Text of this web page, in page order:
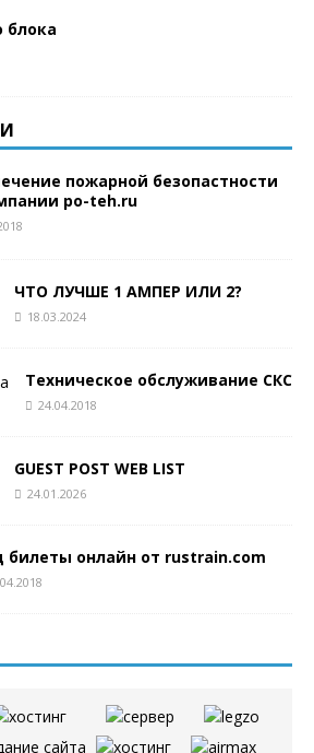
блока
пожарной безопастности
po-teh.ru
ЧТО ЛУЧШЕ 1 АМПЕР ИЛИ 2?
18.03.2024
Техническое обслуживание СКС
24.04.2018
GUEST POST WEB LIST
24.01.2026
онлайн от rustrain.com